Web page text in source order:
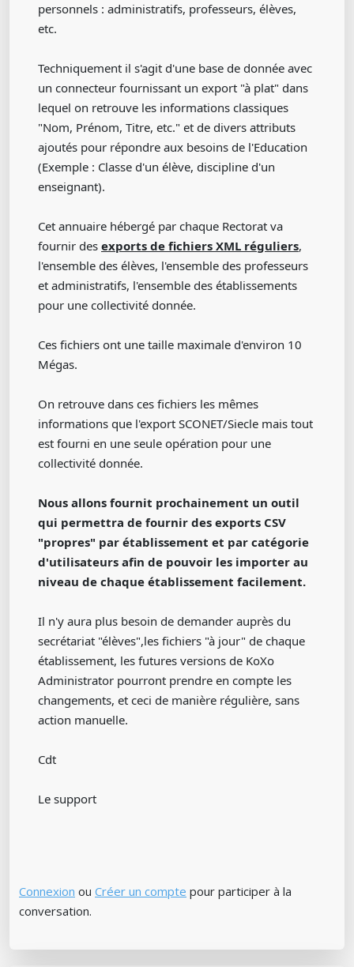
personnels : administratifs, professeurs, élèves,
etc.
Techniquement il s'agit d'une base de donnée avec
un connecteur fournissant un export "à plat" dans
lequel on retrouve les informations classiques
"Nom, Prénom, Titre, etc." et de divers attributs
ajoutés pour répondre aux besoins de l'Education
(Exemple : Classe d'un élève, discipline d'un
enseignant).
Cet annuaire hébergé par chaque Rectorat va
fournir des exports de fichiers XML réguliers,
l'ensemble des élèves, l'ensemble des professeurs
et administratifs, l'ensemble des établissements
pour une collectivité donnée.
Ces fichiers ont une taille maximale d'environ 10
Mégas.
On retrouve dans ces fichiers les mêmes
informations que l'export SCONET/Siecle mais tout
est fourni en une seule opération pour une
collectivité donnée.
Nous allons fournit prochainement un outil
qui permettra de fournir des exports CSV
"propres" par établissement et par catégorie
d'utilisateurs afin de pouvoir les importer au
niveau de chaque établissement facilement.
Il n'y aura plus besoin de demander auprès du
secrétariat "élèves",les fichiers "à jour" de chaque
établissement, les futures versions de KoXo
Administrator pourront prendre en compte les
changements, et ceci de manière régulière, sans
action manuelle.
Cdt
Le support
Connexion ou Créer un compte pour participer à la
conversation.